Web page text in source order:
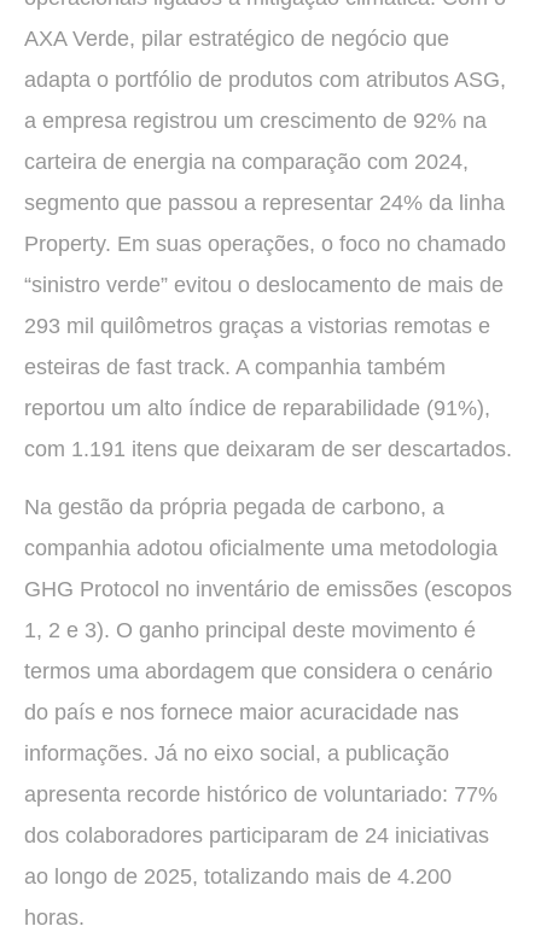
AXA Verde, pilar estratégico de negócio que
adapta o portfólio de produtos com atributos ASG,
a empresa registrou um crescimento de 92% na
carteira de energia na comparação com 2024,
segmento que passou a representar 24% da linha
Property. Em suas operações, o foco no chamado
“sinistro verde” evitou o deslocamento de mais de
293 mil quilômetros graças a vistorias remotas e
esteiras de fast track. A companhia também
reportou um alto índice de reparabilidade (91%),
com 1.191 itens que deixaram de ser descartados.
Na gestão da própria pegada de carbono, a
companhia adotou oficialmente uma metodologia
GHG Protocol no inventário de emissões (escopos
1, 2 e 3). O ganho principal deste movimento é
termos uma abordagem que considera o cenário
do país e nos fornece maior acuracidade nas
informações. Já no eixo social, a publicação
apresenta recorde histórico de voluntariado: 77%
dos colaboradores participaram de 24 iniciativas
ao longo de 2025, totalizando mais de 4.200
horas.